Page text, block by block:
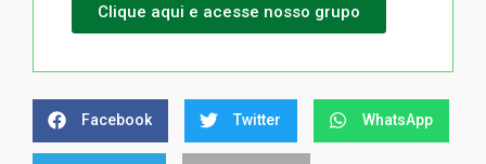
Clique aqui e acesse nosso grupo
Facebook Twitter WhatsApp